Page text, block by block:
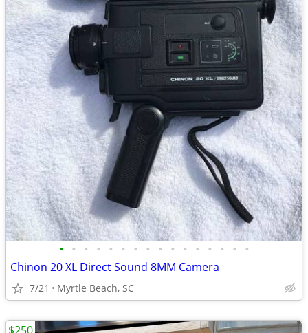
• • • • • • • • • • • • • • • •
Chinon 20 XL Direct Sound 8MM Camera
7/21 Myrtle Beach, SC